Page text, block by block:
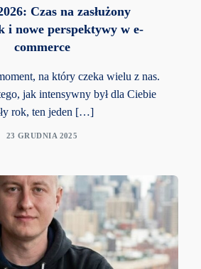
Czas na zasłużony
i nowe perspektywy w e-
commerce
na który czeka wielu z nas.
jak intensywny był dla Ciebie
rok, ten jeden […]
23 GRUDNIA 2025